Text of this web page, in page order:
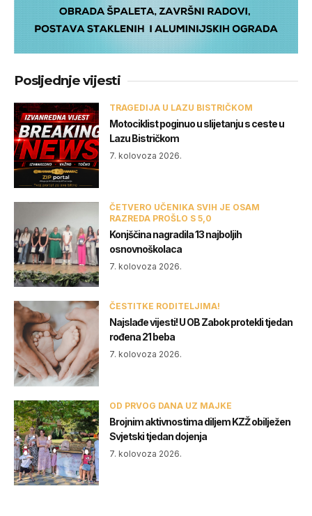
Posljednje vijesti
TRAGEDIJA U LAZU BISTRIČKOM
Motociklist poginuo u slijetanju s ceste u
Lazu Bistričkom
7. kolovoza 2026.
ČETVERO UČENIKA SVIH JE OSAM
RAZREDA PROŠLO S 5,0
Konjščina nagradila 13 najboljih
osnovnoškolaca
7. kolovoza 2026.
ČESTITKE RODITELJIMA!
Najslađe vijesti! U OB Zabok protekli tjedan
rođena 21 beba
7. kolovoza 2026.
OD PRVOG DANA UZ MAJKE
Brojnim aktivnostima diljem KZŽ obilježen
Svjetski tjedan dojenja
7. kolovoza 2026.